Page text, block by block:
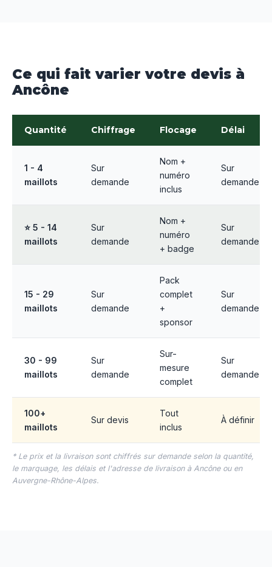
Ce qui fait varier votre devis à
Ancône
Quantité Chiffrage Flocage Délai
1 - 4
maillots
Sur
demande
Nom +
numéro
inclus
Sur
demande
⭐ 5 - 14
maillots
Sur
demande
Nom +
numéro
+ badge
Sur
demande
15 - 29
maillots
Sur
demande
Pack
complet
+
sponsor
Sur
demande
30 - 99
maillots
Sur
demande
Sur-
mesure
complet
Sur
demande
100+
maillots
Sur devis
Tout
inclus
À définir
* Le prix et la livraison sont chiffrés sur demande selon la quantité,
le marquage, les délais et l'adresse de livraison à Ancône ou en
Auvergne-Rhône-Alpes.